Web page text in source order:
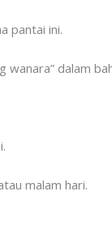
pantai ini.
dalam
malam hari.